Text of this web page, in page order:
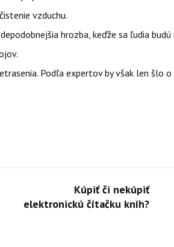
vzduchu.
hrozba, keďže sa ľudia budú
Podľa expertov by však len šlo o
Kúpiť či nekúpiť
elektronickú čítačku kníh?